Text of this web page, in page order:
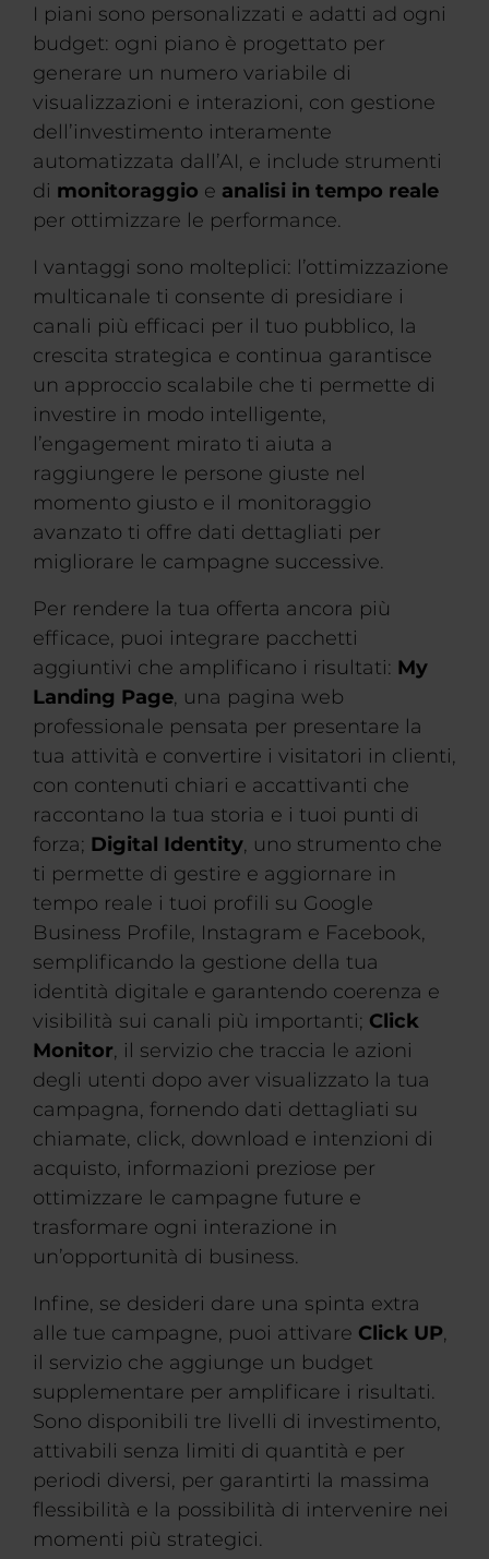
I piani sono personalizzati e adatti ad ogni
budget: ogni piano è progettato per
generare un numero variabile di
visualizzazioni e interazioni, con gestione
dell’investimento interamente
automatizzata dall’AI, e include strumenti
di monitoraggio e analisi in tempo reale
per ottimizzare le performance.
I vantaggi sono molteplici: l’ottimizzazione
multicanale ti consente di presidiare i
canali più efficaci per il tuo pubblico, la
crescita strategica e continua garantisce
un approccio scalabile che ti permette di
investire in modo intelligente,
l’engagement mirato ti aiuta a
raggiungere le persone giuste nel
momento giusto e il monitoraggio
avanzato ti offre dati dettagliati per
migliorare le campagne successive.
Per rendere la tua offerta ancora più
efficace, puoi integrare pacchetti
aggiuntivi che amplificano i risultati: My
Landing Page, una pagina web
professionale pensata per presentare la
tua attività e convertire i visitatori in clienti,
con contenuti chiari e accattivanti che
raccontano la tua storia e i tuoi punti di
forza; Digital Identity, uno strumento che
ti permette di gestire e aggiornare in
tempo reale i tuoi profili su Google
Business Profile, Instagram e Facebook,
semplificando la gestione della tua
identità digitale e garantendo coerenza e
visibilità sui canali più importanti; Click
Monitor, il servizio che traccia le azioni
degli utenti dopo aver visualizzato la tua
campagna, fornendo dati dettagliati su
chiamate, click, download e intenzioni di
acquisto, informazioni preziose per
ottimizzare le campagne future e
trasformare ogni interazione in
un’opportunità di business.
Infine, se desideri dare una spinta extra
alle tue campagne, puoi attivare Click UP,
il servizio che aggiunge un budget
supplementare per amplificare i risultati.
Sono disponibili tre livelli di investimento,
attivabili senza limiti di quantità e per
periodi diversi, per garantirti la massima
flessibilità e la possibilità di intervenire nei
momenti più strategici.